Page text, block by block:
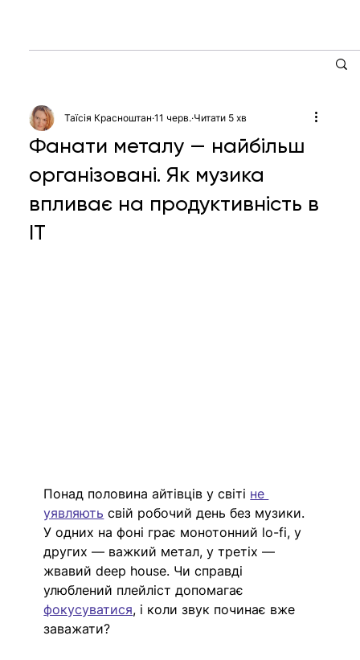
Фанати металу — найбільш
організовані. Як музика
впливає на продуктивність в
IT
Таїсія Красноштан 11 черв. Читати 5 хв
Понад половина айтівців у світі не
уявляють свій робочий день без музики.
У одних на фоні грає монотонний lo-fi, у
других — важкий метал, у третіх —
жвавий deep house. Чи справді
улюблений плейліст допомагає
фокусуватися, і коли звук починає вже
заважати?